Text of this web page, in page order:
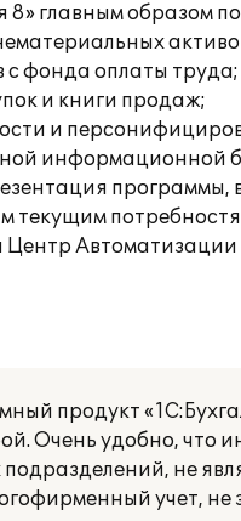
главным образом
с фонда оплаты труда;
и книги продаж;
и
информационной
программы,
текущим
Автоматизации
продукт
Очень удобно, что
не
учет,